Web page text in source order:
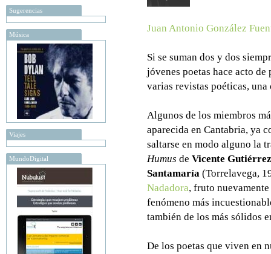
Sugerencias
Música
Viajes
MundoDigital
Juan Antonio González
Si se suman dos y dos
jóvenes poetas hace acto
varias revistas poéticas,
Algunos de los miembros
aparecida en Cantabria, ya
saltarse en modo alguno la
Humus de Vicente
Santamaría (Torrelavega,
Nadadora, fruto
fenómeno más
también de los más sólidos
De los poetas que viven en